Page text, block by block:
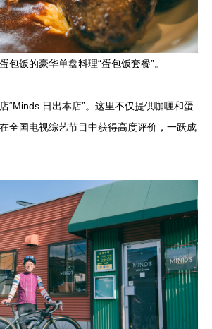
包饭的豪华单盘料理“蛋包饭套餐”。
“Minds 日出本店”。这里不仅提供咖喱和蛋
全国电视综艺节目中获得高度评价，一跃成